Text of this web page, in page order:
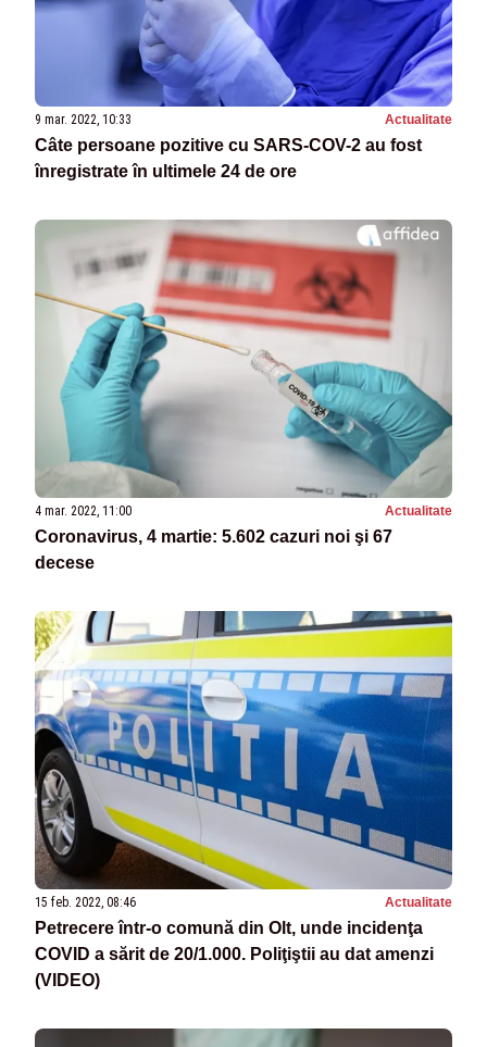
9 mar. 2022, 10:33 Actualitate
Câte persoane pozitive cu SARS-COV-2 au fost
înregistrate în ultimele 24 de ore
4 mar. 2022, 11:00 Actualitate
Coronavirus, 4 martie: 5.602 cazuri noi şi 67
decese
15 feb. 2022, 08:46 Actualitate
Petrecere într-o comună din Olt, unde incidenţa
COVID a sărit de 20/1.000. Poliţiştii au dat amenzi
(VIDEO)